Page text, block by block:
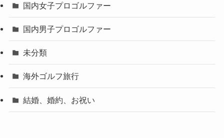
国内女子プロゴルファー
国内男子プロゴルファー
未分類
海外ゴルフ旅行
結婚、婚約、お祝い